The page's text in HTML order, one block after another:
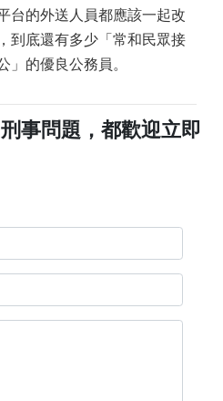
台的外送人員都應該一起改
到底還有多少「常和民眾接
的優良公務員。
事問題，都歡迎立即